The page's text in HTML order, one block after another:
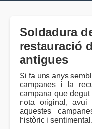
Soldadura
restauració
antigues
Si fa uns anys
campanes i la
campana que
nota original,
aquestes
històric i sentimental.